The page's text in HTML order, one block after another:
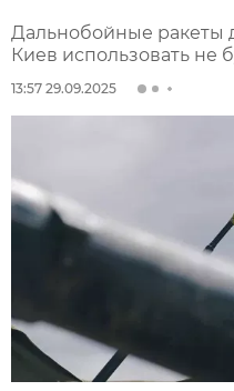
Дальнобойные ракеты
Киев использовать не
13:57 29.09.2025